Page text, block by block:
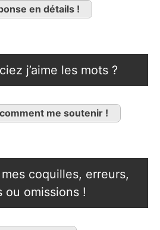
en détails !
j’aime les mots ?
me soutenir !
coquilles, erreurs,
ou omissions !